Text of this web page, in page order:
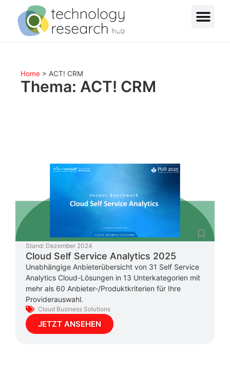
Home > ACT! CRM
Thema: ACT! CRM
Stand: Dezember 2024
Cloud Self Service Analytics 2025
Unabhängige Anbieterübersicht von 31 Self Service
Analytics Cloud-Lösungen in 13 Unterkategorien mit
mehr als 60 Anbieter-/Produktkriterien für Ihre
Providerauswahl.
Cloud Business Solutions
JETZT ANSEHEN